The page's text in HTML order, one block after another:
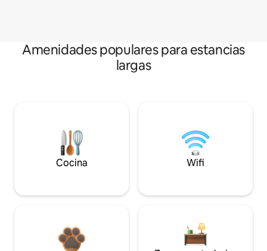
Amenidades populares para estancias
largas
Cocina Wifi